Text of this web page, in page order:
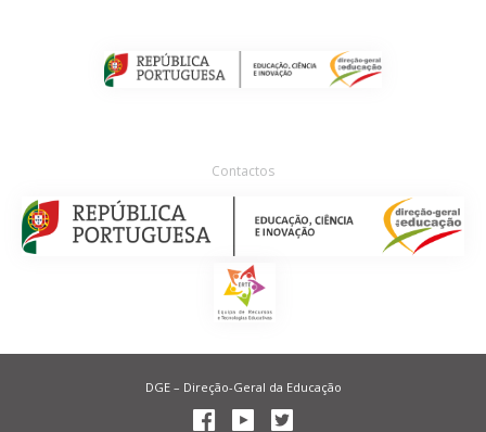
Contactos
DGE – Direção-Geral da Educação